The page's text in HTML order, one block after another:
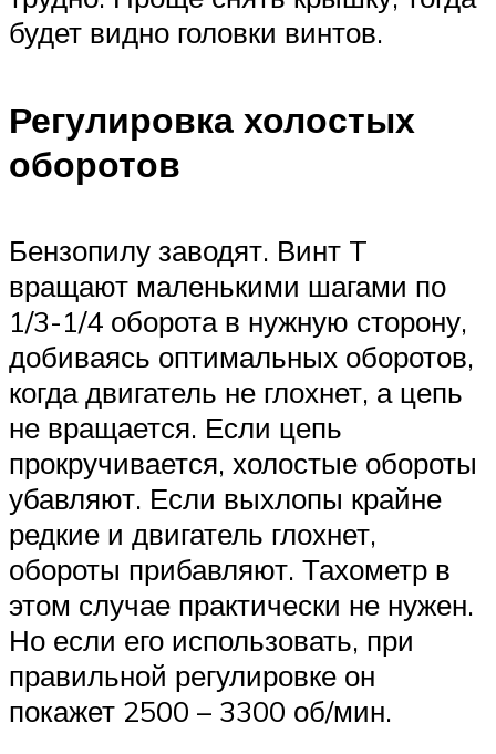
будет видно головки винтов.
Регулировка холостых
оборотов
Бензопилу заводят. Винт T
вращают маленькими шагами по
1/3-1/4 оборота в нужную сторону,
добиваясь оптимальных оборотов,
когда двигатель не глохнет, а цепь
не вращается. Если цепь
прокручивается, холостые обороты
убавляют. Если выхлопы крайне
редкие и двигатель глохнет,
обороты прибавляют. Тахометр в
этом случае практически не нужен.
Но если его использовать, при
правильной регулировке он
покажет 2500 – 3300 об/мин.